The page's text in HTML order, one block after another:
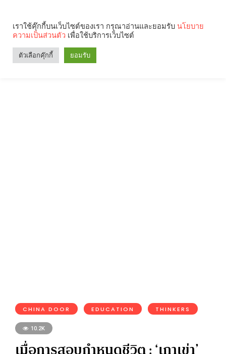
CHINA DOOR EDUCATION THINKERS
10.2K
เราใช้คุ๊กกี้บนเว็บไซต์ของเรา กรุณาอ่านและยอมรับ นโยบาย
ความเป็นส่วนตัว เพื่อใช้บริการเว็บไซต์
ตัวเลือกคุ๊กกี้ ยอมรับ